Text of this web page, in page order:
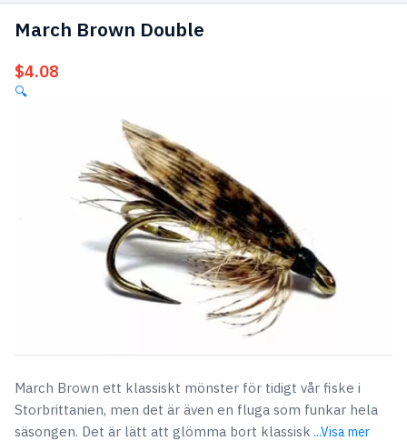
March Brown Double
$4.08
🔍
March Brown ett klassiskt mönster för tidigt vår fiske i
Storbrittanien, men det är även en fluga som funkar hela
säsongen. Det är lätt att glömma bort klassisk ...Visa mer